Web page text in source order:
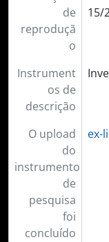
de
reproduçã
o
15/
Instrument
os de
descrição
O upload
do
instrumento
de
pesquisa
foi
concluído
ex-